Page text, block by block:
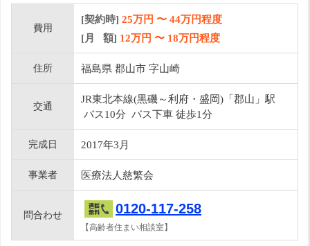
費用
[契約時] 25万円 〜 44万円程度
[月 額] 12万円 〜 18万円程度
住所 福島県 郡山市 字山崎
交通
JR東北本線(黒磯～利府・盛岡)「郡山」駅
バス10分 バス下車 徒歩1分
完成日 2017年3月
事業者 医療法人慈繁会
問合わせ 0120-117-258
【高齢者住まい相談室】